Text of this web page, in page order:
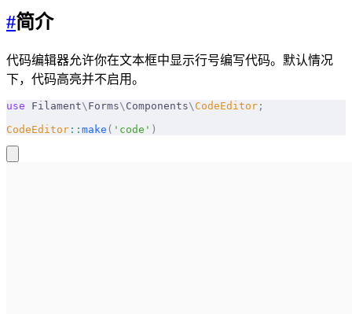
#简介
代码编辑器允许你在文本框中显示行号编写代码。默认情况
下，代码高亮并不启用。
use Filament\ Forms\ Components\ CodeEditor ;
CodeEditor :: make ( 'code' )